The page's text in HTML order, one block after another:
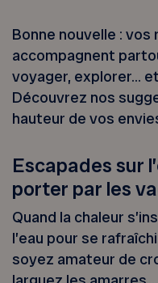
Bonne nouvelle : vos
accompagnent
voyager, explorer…
Découvrez nos
hauteur de vos
Escapades sur
porter par les
Quand la chaleur
l’eau pour se
soyez amateur de